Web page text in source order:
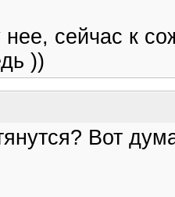
сейчас к
))
Вот